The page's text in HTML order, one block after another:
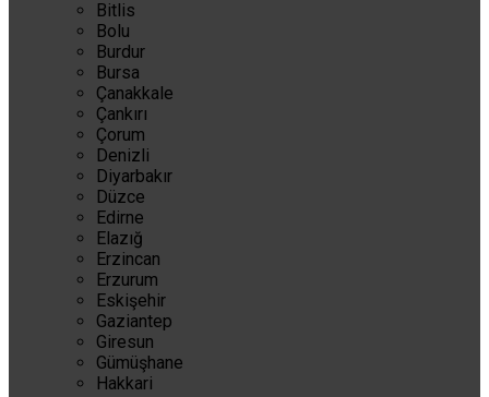
Bitlis
Bolu
Burdur
Bursa
Çanakkale
Çankırı
Çorum
Denizli
Diyarbakır
Düzce
Edirne
Elazığ
Erzincan
Erzurum
Eskişehir
Gaziantep
Giresun
Gümüşhane
Hakkari